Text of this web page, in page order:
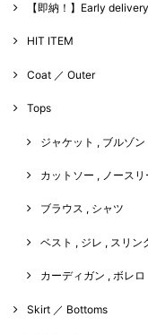
【即納！】Early delivery
HIT ITEM
Coat ／ Outer
Tops
ジャケット , ブルゾン
カットソー , ノース
ブラウス , シャツ
ベスト , ジレ , スリン
カーディガン , ボレロ
Skirt ／ Bottoms